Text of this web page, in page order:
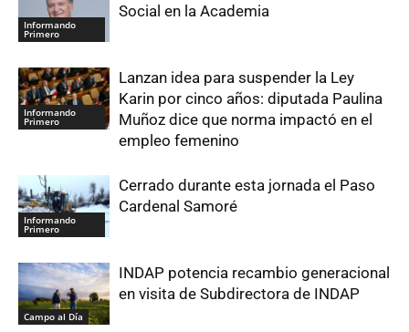
Informando
Primero
Social en la Academia
Informando
Primero
Lanzan idea para suspender la Ley
Karin por cinco años: diputada Paulina
Muñoz dice que norma impactó en el
empleo femenino
Informando
Primero
Cerrado durante esta jornada el Paso
Cardenal Samoré
Campo al Día
INDAP potencia recambio generacional
en visita de Subdirectora de INDAP